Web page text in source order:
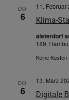
DO.
6 Klima-
11. Februar
alsterdorf
189,
Keine Kosten
DO.
6 Digitale
13. März